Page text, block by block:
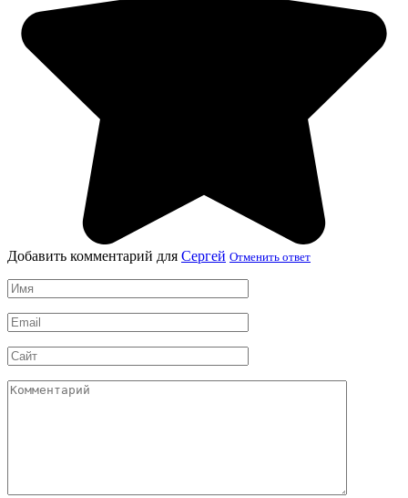
Добавить комментарий для Сергей Отменить ответ
Имя
*
Email
*
Сайт
Комментарий